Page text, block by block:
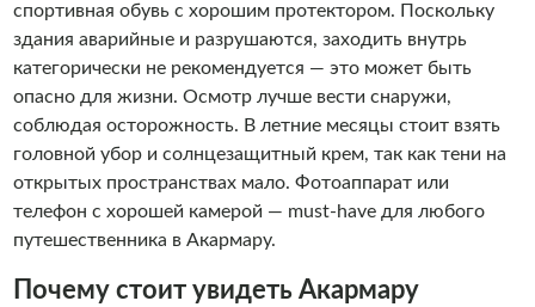
спортивная обувь с хорошим протектором. Поскольку
здания аварийные и разрушаются, заходить внутрь
категорически не рекомендуется — это может быть
опасно для жизни. Осмотр лучше вести снаружи,
соблюдая осторожность. В летние месяцы стоит взять
головной убор и солнцезащитный крем, так как тени на
открытых пространствах мало. Фотоаппарат или
телефон с хорошей камерой — must-have для любого
путешественника в Акармару.
Почему стоит увидеть Акармару